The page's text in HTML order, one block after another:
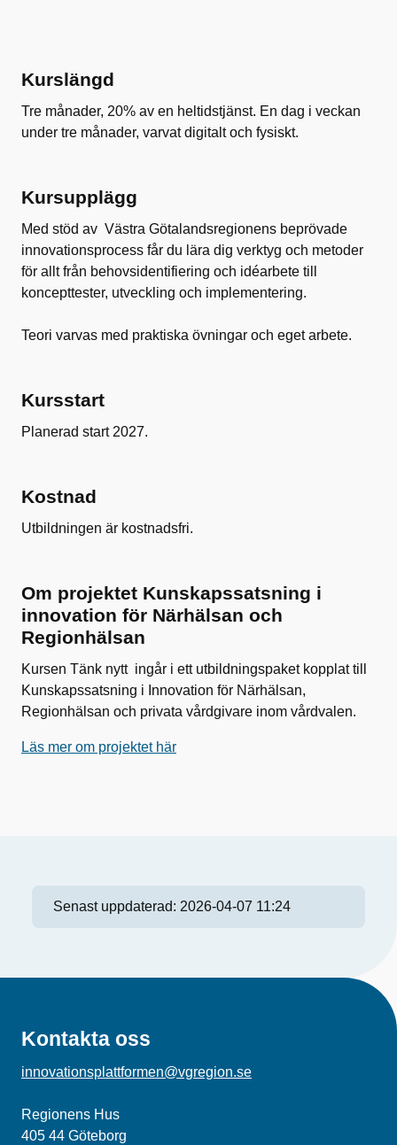
Kurslängd
Tre månader, 20% av en heltidstjänst. En dag i veckan
under tre månader, varvat digitalt och fysiskt​.
Kursupplägg
Med stöd av Västra Götalandsregionens beprövade
innovationsprocess får du lära dig verktyg och metoder
för allt från behovsidentifiering och idéarbete till
koncepttester, utveckling och implementering.
Teori varvas med praktiska övningar och eget arbete.​
Kursstart
Planerad start 2027​.
Kostnad
Utbildningen är kostnadsfri.
Om projektet Kunskapssatsning i
innovation för Närhälsan och
Regionhälsan
Kursen Tänk nytt ingår i ett utbildningspaket kopplat till
Kunskapssatsning i Innovation för Närhälsan,
Regionhälsan och privata vårdgivare inom vårdvalen.
Läs mer om projektet här
Senast uppdaterad: 2026-04-07 11:24
Kontakta oss
innovationsplattformen@vgregion.se
Regionens Hus
405 44 Göteborg